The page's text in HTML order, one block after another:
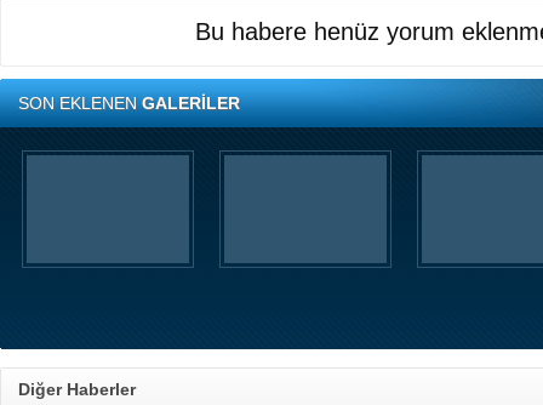
Bu habere henüz yorum
SON EKLENENGALERİLER
Diğer Haberler